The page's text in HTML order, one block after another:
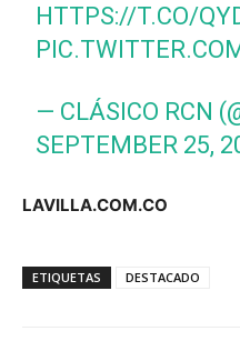
HTTPS://T.CO/
— CLÁSICO RCN
SEPTEMBER 25,
LAVILLA.COM.CO
ETIQUETAS DESTACADO